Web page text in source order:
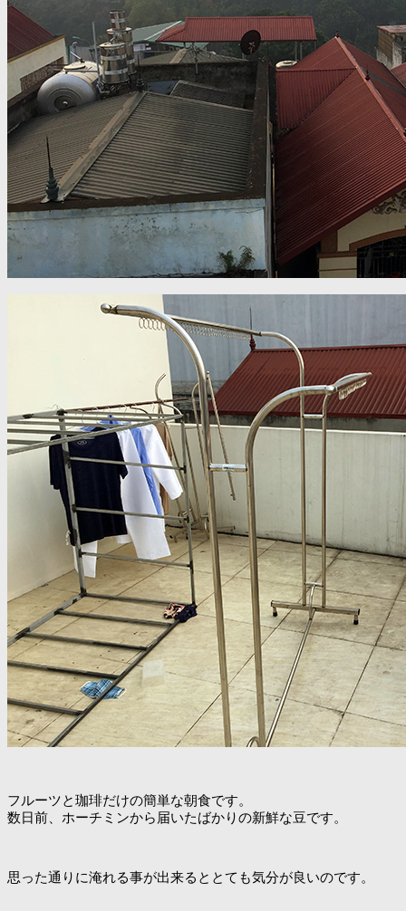
フルーツと珈琲だけの簡単な朝食です。
数日前、ホーチミンから届いたばかりの新鮮な豆です。
思った通りに淹れる事が出来るととても気分が良いのです。